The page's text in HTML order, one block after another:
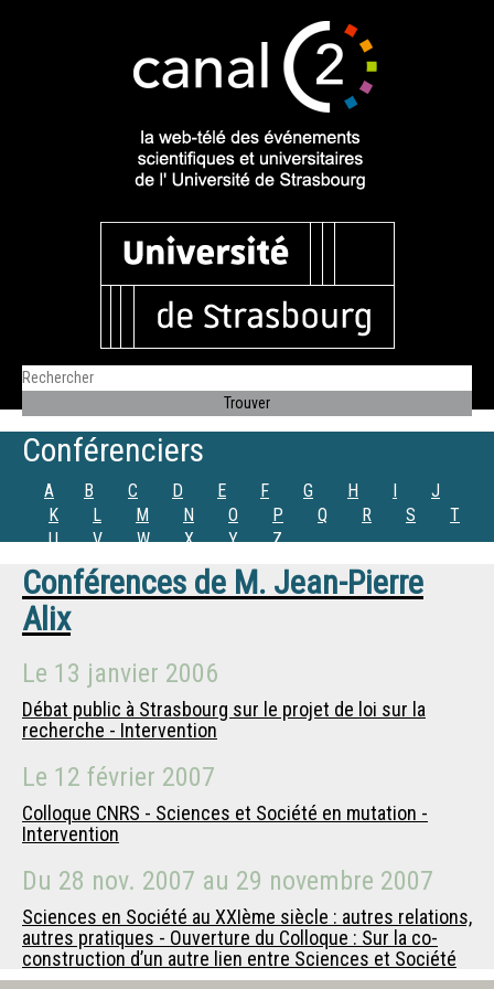
Conférenciers
A B C D E F G H I
J
K
L M N O P Q R S
T
U
V W X Y Z
Conférences de M. Jean-Pierre
Alix
Le 13 janvier 2006
Débat public à Strasbourg sur le projet de loi sur la
recherche - Intervention
Le 12 février 2007
Colloque CNRS - Sciences et Société en mutation -
Intervention
Du 28 nov. 2007 au 29 novembre 2007
Sciences en Société au XXIème siècle : autres relations,
autres pratiques - Ouverture du Colloque : Sur la co-
construction d’un autre lien entre Sciences et Société